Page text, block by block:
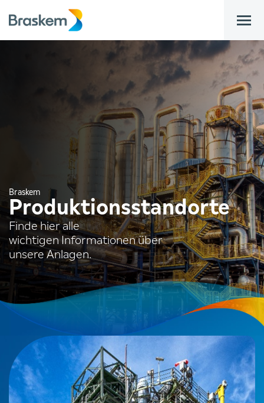
bar
Braskem
Produktionsstandorte
Finde hier alle
wichtigen Informationen über
unsere Anlagen.